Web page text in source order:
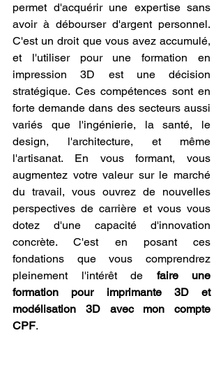
permet d'acquérir une expertise sans
avoir à débourser d'argent personnel.
C'est un droit que vous avez accumulé,
et l'utiliser pour une formation en
impression 3D est une décision
stratégique. Ces compétences sont en
forte demande dans des secteurs aussi
variés que l'ingénierie, la santé, le
design, l'architecture, et même
l'artisanat. En vous formant, vous
augmentez votre valeur sur le marché
du travail, vous ouvrez de nouvelles
perspectives de carrière et vous vous
dotez d'une capacité d'innovation
concrète. C'est en posant ces
fondations que vous comprendrez
pleinement l'intérêt de faire une
formation pour imprimante 3D et
modélisation 3D avec mon compte
CPF.